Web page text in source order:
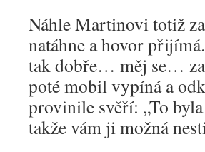
Náhle Martinovi totiž
natáhne a hovor
tak dobře… měj se…
poté mobil vypíná a
provinile svěří: „To
takže vám ji možná